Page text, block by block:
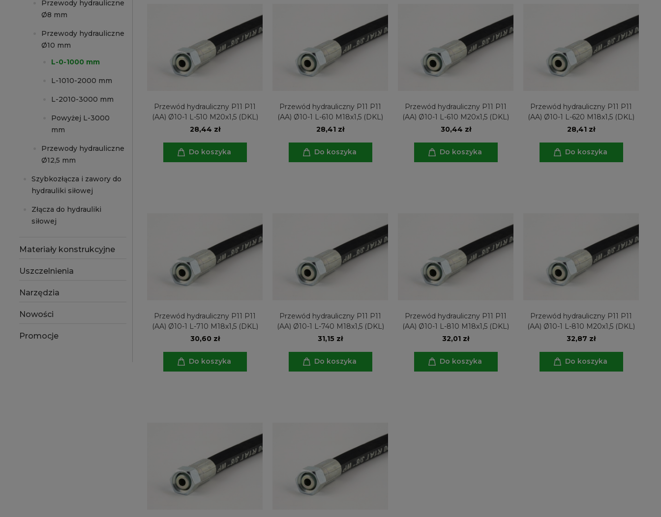
Przewody hydrauliczne
Ø8 mm
Przewody hydrauliczne
Ø10 mm
L-0-1000 mm
L-1010-2000 mm
L-2010-3000 mm
Powyżej L-3000
mm
Przewody hydrauliczne
Ø12,5 mm
Szybkozłącza i zawory do
hydrauliki siłowej
Złącza do hydrauliki
siłowej
Materiały konstrukcyjne
Uszczelnienia
Narzędzia
Nowości
Promocje
Przewód hydrauliczny P11 P11
(AA) Ø10-1 L-510 M20x1,5 (DKL)
28,44 zł
Do koszyka
Przewód hydrauliczny P11 P11
(AA) Ø10-1 L-610 M18x1,5 (DKL)
28,41 zł
Do koszyka
Przewód hydrauliczny P11 P11
(AA) Ø10-1 L-610 M20x1,5 (DKL)
30,44 zł
Do koszyka
Przewód hydrauliczny P11 P11
(AA) Ø10-1 L-620 M18x1,5 (DKL)
28,41 zł
Do koszyka
Przewód hydrauliczny P11 P11
(AA) Ø10-1 L-710 M18x1,5 (DKL)
30,60 zł
Do koszyka
Przewód hydrauliczny P11 P11
(AA) Ø10-1 L-740 M18x1,5 (DKL)
31,15 zł
Do koszyka
Przewód hydrauliczny P11 P11
(AA) Ø10-1 L-810 M18x1,5 (DKL)
32,01 zł
Do koszyka
Przewód hydrauliczny P11 P11
(AA) Ø10-1 L-810 M20x1,5 (DKL)
32,87 zł
Do koszyka